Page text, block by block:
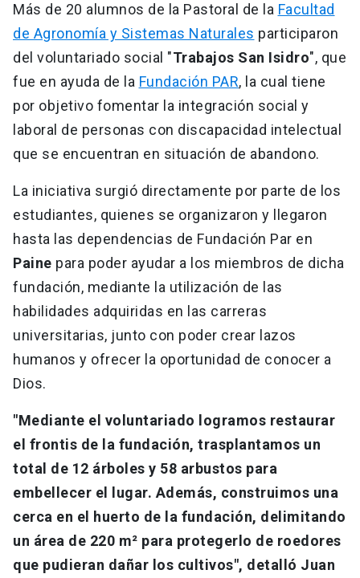
Más de 20 alumnos de la Pastoral de la Facultad
de Agronomía y Sistemas Naturales participaron
del voluntariado social "Trabajos San Isidro", que
fue en ayuda de la Fundación PAR, la cual tiene
por objetivo fomentar la integración social y
laboral de personas con discapacidad intelectual
que se encuentran en situación de abandono.
La iniciativa surgió directamente por parte de los
estudiantes, quienes se organizaron y llegaron
hasta las dependencias de Fundación Par en
Paine para poder ayudar a los miembros de dicha
fundación, mediante la utilización de las
habilidades adquiridas en las carreras
universitarias, junto con poder crear lazos
humanos y ofrecer la oportunidad de conocer a
Dios.
"Mediante el voluntariado logramos restaurar
el frontis de la fundación, trasplantamos un
total de 12 árboles y 58 arbustos para
embellecer el lugar. Además, construimos una
cerca en el huerto de la fundación, delimitando
un área de 220 m² para protegerlo de roedores
que pudieran dañar los cultivos", detalló Juan